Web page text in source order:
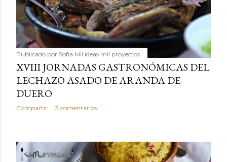
Publicado por Sofía Mil ideas mil proyectos
XVIII JORNADAS GASTRONÓMICAS DEL
LECHAZO ASADO DE ARANDA DE
DUERO
Compartir 3 comentarios